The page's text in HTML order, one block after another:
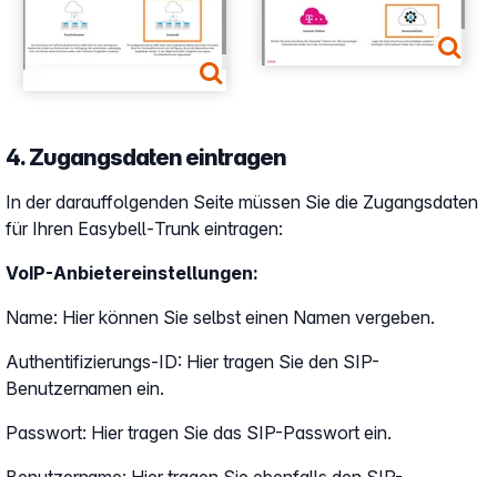
4. Zugangsdaten eintragen
In der darauffolgenden Seite müssen Sie die Zugangsdaten
für Ihren Easybell-Trunk eintragen:
VoIP-Anbietereinstellungen:
Name: Hier können Sie selbst einen Namen vergeben.
Authentifizierungs-ID: Hier tragen Sie den SIP-
Benutzernamen ein.
Passwort: Hier tragen Sie das SIP-Passwort ein.